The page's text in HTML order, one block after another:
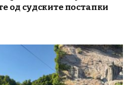
од судските постапки